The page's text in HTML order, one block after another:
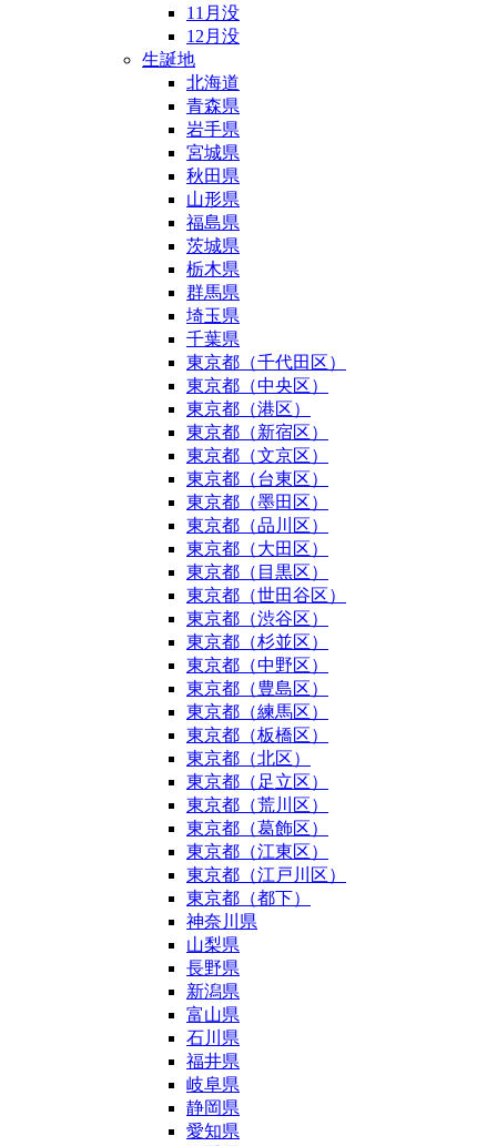
11月没
12月没
生誕地
北海道
青森県
岩手県
宮城県
秋田県
山形県
福島県
茨城県
栃木県
群馬県
埼玉県
千葉県
東京都（千代田区）
東京都（中央区）
東京都（港区）
東京都（新宿区）
東京都（文京区）
東京都（台東区）
東京都（墨田区）
東京都（品川区）
東京都（大田区）
東京都（目黒区）
東京都（世田谷区）
東京都（渋谷区）
東京都（杉並区）
東京都（中野区）
東京都（豊島区）
東京都（練馬区）
東京都（板橋区）
東京都（北区）
東京都（足立区）
東京都（荒川区）
東京都（葛飾区）
東京都（江東区）
東京都（江戸川区）
東京都（都下）
神奈川県
山梨県
長野県
新潟県
富山県
石川県
福井県
岐阜県
静岡県
愛知県